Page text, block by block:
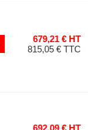
679,21 € HT
815,05 € TTC
692,09 € HT